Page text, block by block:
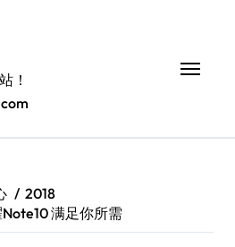
！
2018
满足你所需